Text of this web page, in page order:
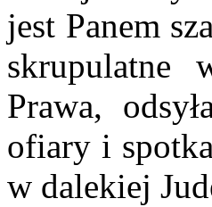
jest Panem
skrupulatne
Prawa,
ofiary i
w dalekiej